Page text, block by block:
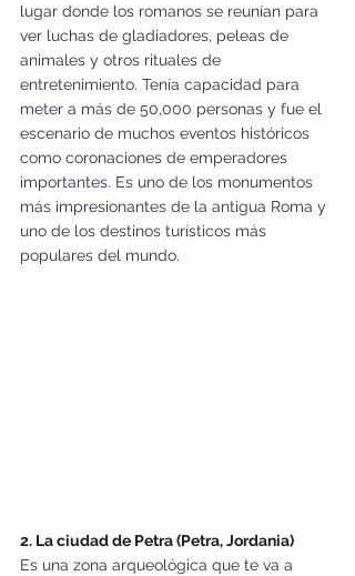
lugar donde los romanos se reunían para
ver luchas de gladiadores, peleas de
animales y otros rituales de
entretenimiento. Tenía capacidad para
meter a más de 50,000 personas y fue el
escenario de muchos eventos históricos
como coronaciones de emperadores
importantes. Es uno de los monumentos
más impresionantes de la antigua Roma y
uno de los destinos turísticos más
populares del mundo.
2. La ciudad de Petra (Petra, Jordania)
Es una zona arqueológica que te va a